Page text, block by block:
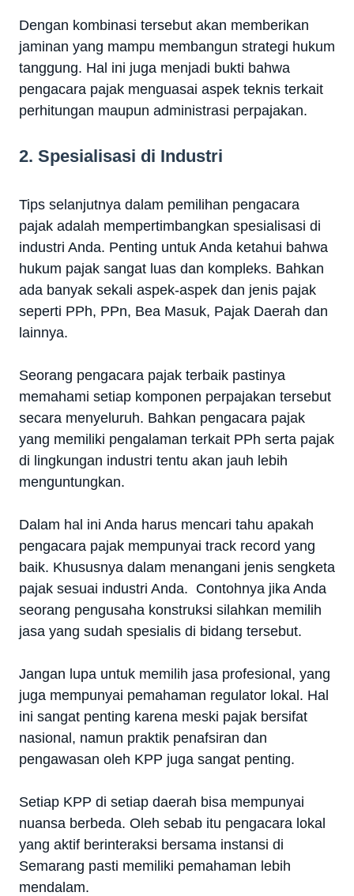
Dengan kombinasi tersebut akan memberikan
jaminan yang mampu membangun strategi hukum
tanggung. Hal ini juga menjadi bukti bahwa
pengacara pajak menguasai aspek teknis terkait
perhitungan maupun administrasi perpajakan.
2. Spesialisasi di Industri
Tips selanjutnya dalam pemilihan pengacara
pajak adalah mempertimbangkan spesialisasi di
industri Anda. Penting untuk Anda ketahui bahwa
hukum pajak sangat luas dan kompleks. Bahkan
ada banyak sekali aspek-aspek dan jenis pajak
seperti PPh, PPn, Bea Masuk, Pajak Daerah dan
lainnya.
Seorang pengacara pajak terbaik pastinya
memahami setiap komponen perpajakan tersebut
secara menyeluruh. Bahkan pengacara pajak
yang memiliki pengalaman terkait PPh serta pajak
di lingkungan industri tentu akan jauh lebih
menguntungkan.
Dalam hal ini Anda harus mencari tahu apakah
pengacara pajak mempunyai track record yang
baik. Khususnya dalam menangani jenis sengketa
pajak sesuai industri Anda. Contohnya jika Anda
seorang pengusaha konstruksi silahkan memilih
jasa yang sudah spesialis di bidang tersebut.
Jangan lupa untuk memilih jasa profesional, yang
juga mempunyai pemahaman regulator lokal. Hal
ini sangat penting karena meski pajak bersifat
nasional, namun praktik penafsiran dan
pengawasan oleh KPP juga sangat penting.
Setiap KPP di setiap daerah bisa mempunyai
nuansa berbeda. Oleh sebab itu pengacara lokal
yang aktif berinteraksi bersama instansi di
Semarang pasti memiliki pemahaman lebih
mendalam.